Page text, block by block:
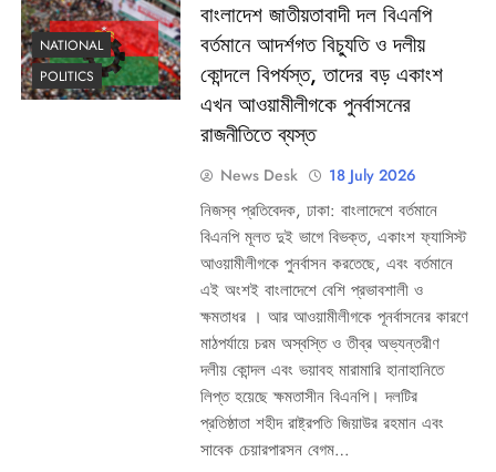
NATIONAL
POLITICS
বাংলাদেশ জাতীয়তাবাদী দল বিএনপি
বর্তমানে আদর্শগত বিচ্যুতি ও দলীয়
কোন্দলে বিপর্যস্ত, তাদের বড় একাংশ
এখন আওয়ামীলীগকে পুনর্বাসনের
রাজনীতিতে ব্যস্ত
News Desk 18 July 2026
​নিজস্ব প্রতিবেদক, ঢাকা: বাংলাদেশে বর্তমানে
বিএনপি মূলত দুই ভাগে বিভক্ত, একাংশ ফ্যাসিস্ট
আওয়ামীলীগকে পুনর্বাসন করতেছে, এবং বর্তমানে
এই অংশই বাংলাদেশে বেশি প্রভাবশালী ও
ক্ষমতাধর । আর আওয়ামীলীগকে পূনর্বাসনের কারণে
মাঠপর্যায়ে চরম অস্বস্তি ও তীব্র অভ্যন্তরীণ
দলীয় কোন্দল এবং ভয়াবহ মারামারি হানাহানিতে
লিপ্ত হয়েছে ক্ষমতাসীন বিএনপি। দলটির
প্রতিষ্ঠাতা শহীদ রাষ্ট্রপতি জিয়াউর রহমান এবং
সাবেক চেয়ারপারসন বেগম…